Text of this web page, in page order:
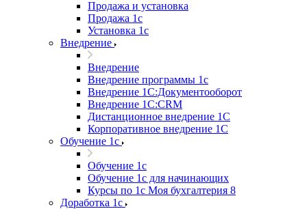
Продажа и установка
Продажа 1с
Установка 1с
Внедрение
Внедрение
Внедрение программы 1с
Внедрение 1С:Документооборот
Внедрение 1С:CRM
Дистанционное внедрение 1С
Корпоративное внедрение 1С
Обучение 1с
Обучение 1с
Обучение 1с для начинающих
Курсы по 1с Моя бухгалтерия 8
Доработка 1с